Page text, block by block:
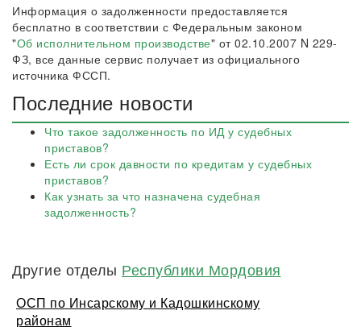
Информация о задолженности предоставляется
бесплатно в соответствии с Федеральным законом
"Об исполнительном производстве" от 02.10.2007 N 229-
ФЗ, все данные сервис получает из официального
источника ФССП.
Последние новости
Что такое задолженность по ИД у судебных
приставов?
Есть ли срок давности по кредитам у судебных
приставов?
Как узнать за что назначена судебная
задолженность?
Другие отделы Республики Мордовия
ОСП по Инсарскому и Кадошкинскому
районам